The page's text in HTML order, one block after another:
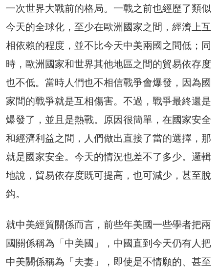
一次世界大戰前的格局。一戰之前也經歷了類似
今天的全球化，至少在歐洲國家之間，經濟上互
相依賴的程度，並不比今天中美兩國之間低；同
時，歐洲國家和世界其他地區之間的貿易依存度
也不低。當時人們也不相信戰爭會爆發，因為國
家間的戰爭就是互相傷害。不過，戰爭最終還是
爆發了，並且是熱戰。原因很簡單，在國家安全
和經濟利益之間，人們做出直接了當的選擇，那
就是國家安全。今天的情況也差不了多少。邏輯
地說，貿易依存度既可提高，也可減少，甚至脫
鈎。
就中美經貿關係而言，前些年美國一些學者把兩
國關係稱為「中美國」，中國直到今天仍有人把
中美關係稱為「夫妻」，即使是不情願的、甚至